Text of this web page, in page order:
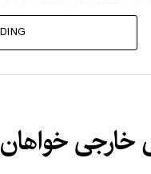
مسیر عبور می‌کند.
خواهان